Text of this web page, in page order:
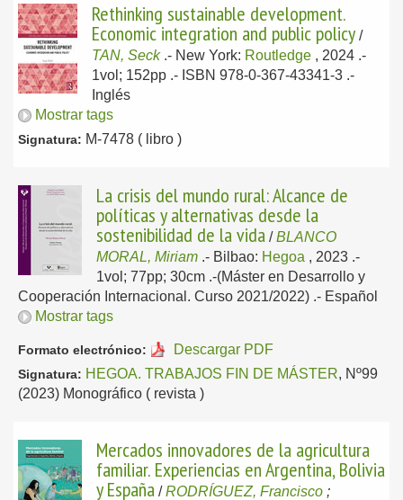
Rethinking sustainable development.
Economic integration and public policy /
TAN, Seck .- New York: Routledge , 2024 .-
1vol; 152pp .- ISBN 978-0-367-43341-3 .-
Inglés
Mostrar tags
Signatura: M-7478 ( libro )
La crisis del mundo rural: Alcance de
políticas y alternativas desde la
sostenibilidad de la vida /BLANCO
MORAL, Miriam .- Bilbao: Hegoa , 2023 .-
1vol; 77pp; 30cm .-(Máster en Desarrollo y
Cooperación Internacional. Curso 2021/2022) .- Español
Mostrar tags
Formato electrónico: Descargar PDF
Signatura: HEGOA. TRABAJOS FIN DE MÁSTER, Nº99
(2023) Monográfico ( revista )
Mercados innovadores de la agricultura
familiar. Experiencias en Argentina, Bolivia
y España /RODRÍGUEZ, Francisco ;